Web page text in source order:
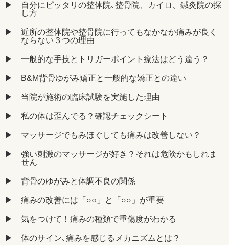
自分にピッタリの整体院､整骨院、カイロ、鍼灸院の探
し方
近所の整体院や整骨院に行ってもなかなか痛みが良く
ならない３つの理由
一般的な手技とトリガーポイント療法はどう違う？
B&M背骨ゆがみ矯正と一般的な矯正との違い
当院が施術の臨床試験を実施した理由
私の体は歪んでる？確認チェックシート
マッサージでもみほぐしても痛みは改善しない？
強い刺激のマッサージが好き？それは危険かもしれま
せん
背骨のゆがみと体調不良の関係
痛みの改善には「○○」と「○○」が重要
気をつけて！痛みの種類で重傷度がわかる
体のサイン､痛みを感じるメカニズムとは？